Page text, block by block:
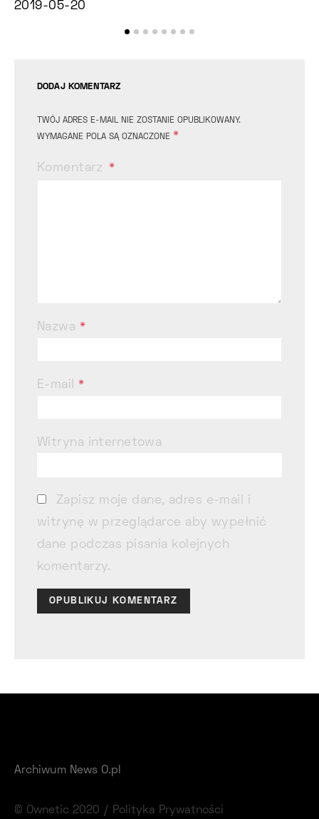
2019-05-20
DODAJ KOMENTARZ
TWÓJ ADRES E-MAIL NIE ZOSTANIE OPUBLIKOWANY.
WYMAGANE POLA SĄ OZNACZONE *
Komentarz
Nazwa *
E-mail*
Witryna internetowa
Zapisz moje dane, adres e-mail i
witrynę w przeglądarce aby wypełnić
dane podczas pisania kolejnych
komentarzy.
Archiwum News O.pl
© Ownetic 2020 / Polityka Prywatności